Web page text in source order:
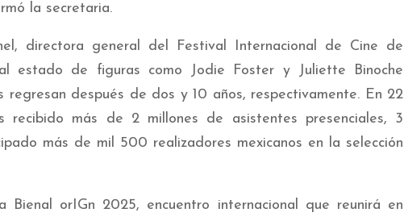
la secretaria.
directora general del Festival Internacional de Cine de
estado de figuras como Jodie Foster y Juliette Binoche
regresan después de dos y 10 años, respectivamente. En 22
recibido más de 2 millones de asistentes presenciales, 3
más de mil 500 realizadores mexicanos en la selección
orIGn 2025, encuentro internacional que reunirá en